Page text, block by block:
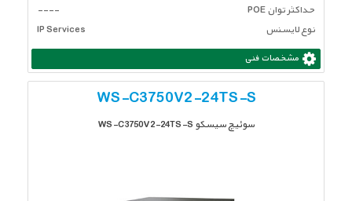
حداکثر توان POE
----
نوع لایسنس
IP Services
مشخصات فنی
WS-C3750V2-24TS-S
سوئیچ سیسکو WS-C3750V2-24TS-S